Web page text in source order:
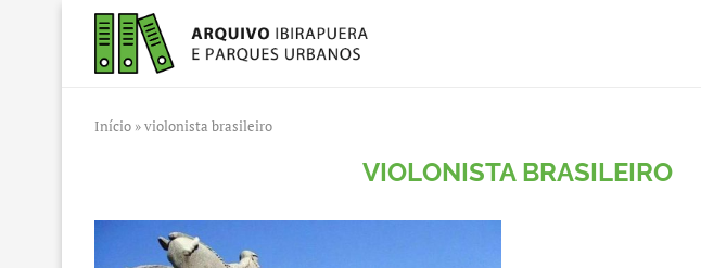
Início »violonista brasileiro
VIOLONISTA BRASILEIRO